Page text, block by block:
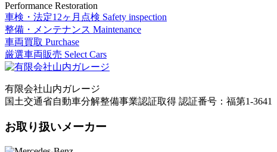
Performance Restoration
車検・法定12ヶ月点検 Safety inspection
整備・メンテナンス Maintenance
車両買取 Purchase
厳選車両販売 Select Cars
有限会社山内ガレージ
国土交通省自動車分解整備事業認証取得 認証番号：福第1-3641
お取り扱いメーカー